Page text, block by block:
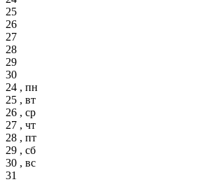
25
26
27
28
29
30
24 , пн
25 , вт
26 , ср
27 , чт
28 , пт
29 , сб
30 , вс
31